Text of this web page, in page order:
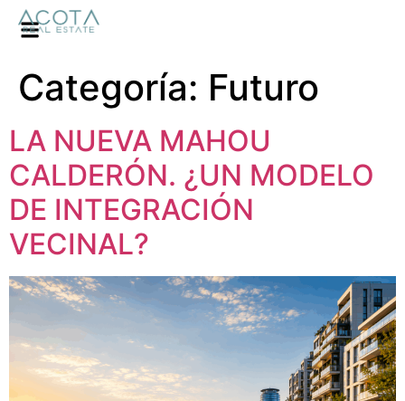
Categoría: Futuro
LA NUEVA MAHOU
CALDERÓN. ¿UN MODELO
DE INTEGRACIÓN
VECINAL?